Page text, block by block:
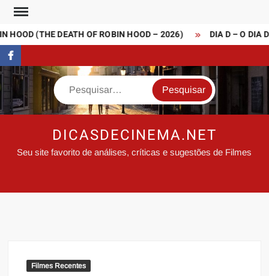
Skip
content
HOOD (THE DEATH OF ROBIN HOOD – 2026) DIA D – O DIA
FaceBook
Search
DICASDECINEMA.NET
Seu site favorito de análises, críticas e sugestões de Filmes
Filmes Recentes